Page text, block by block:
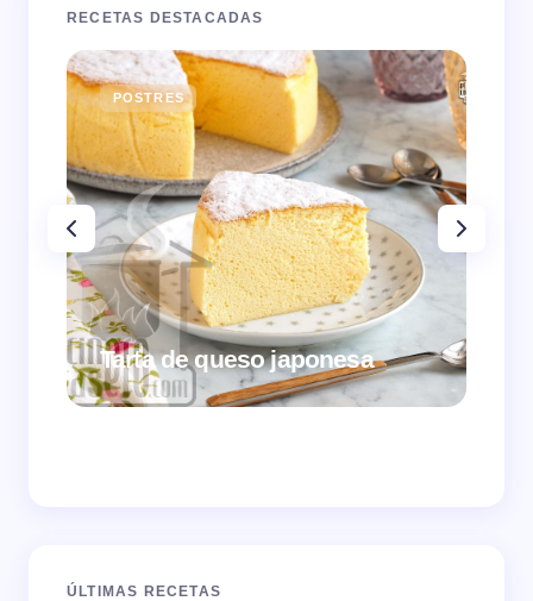
RECETAS DESTACADAS
POSTRES
Tarta de queso japonesa
ÚLTIMAS RECETAS